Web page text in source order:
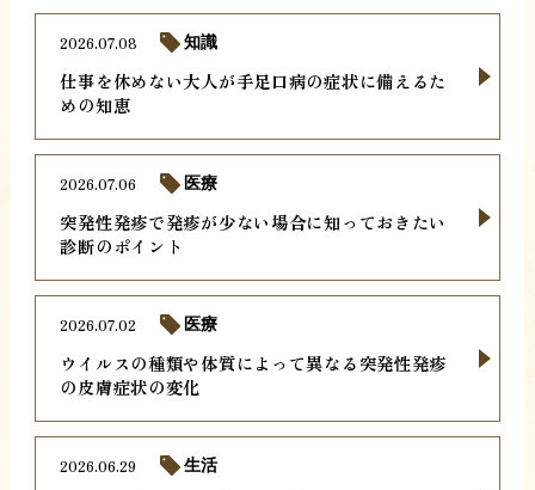
仕事を休めない大人が手足口病の症状に備えるた
めの知恵
2026.07.08 知識
突発性発疹で発疹が少ない場合に知っておきたい
診断のポイント
2026.07.06 医療
ウイルスの種類や体質によって異なる突発性発疹
の皮膚症状の変化
2026.07.02 医療
2026.06.29 生活